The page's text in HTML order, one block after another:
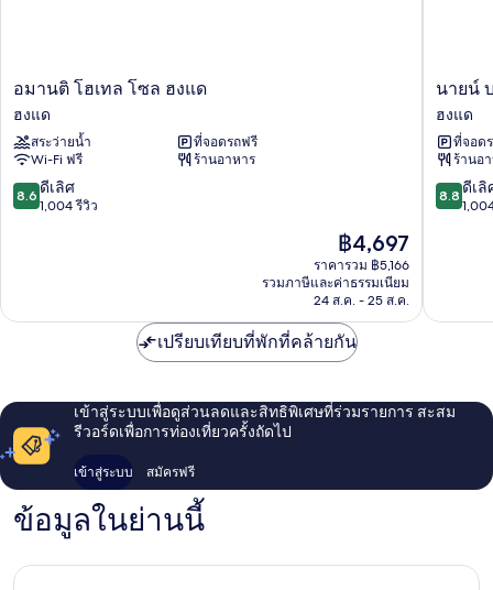
อมาน
โฮ
เทล
โซล
ฮงแด
ฮงแด
อมานติ โฮเทล โซล ฮงแด
ฮงแด
สระว่ายน้ำ
ที่จอดรถฟรี
Wi-Fi ฟรี
ร้านอาหาร
8.6
จาก
8.6 ดีเลิศ
1,004 รีวิว
ราคา
ปัจจุบัน
คือ
฿4,697
฿4,697
ราคารวม ฿5,166
รวมภาษีและค่าธรรมเนียม
24 ส.ค. - 25 ส.ค.
นาย
บริค
โฮ
เทล
ฮงแด
นายน์
ฮงแด
ที่จอด
ร้านอ
8.8
จาก
8.8 ดีเลิ
เปรียบเทียบที่พักที่คล้ายกัน
เข้าสู่ระบบเพื่อดูส่วนลดและสิทธิพิเศษที่ร่วมรายการ สะสม
รีวอร์ดเพื่อการท่องเที่ยวครั้งถัดไป
เข้าสู่ระบบ สมัครฟรี
ข้อมูลในย่านนี้